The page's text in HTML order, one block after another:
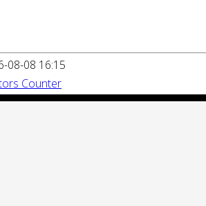
08-08 16:15
Counter